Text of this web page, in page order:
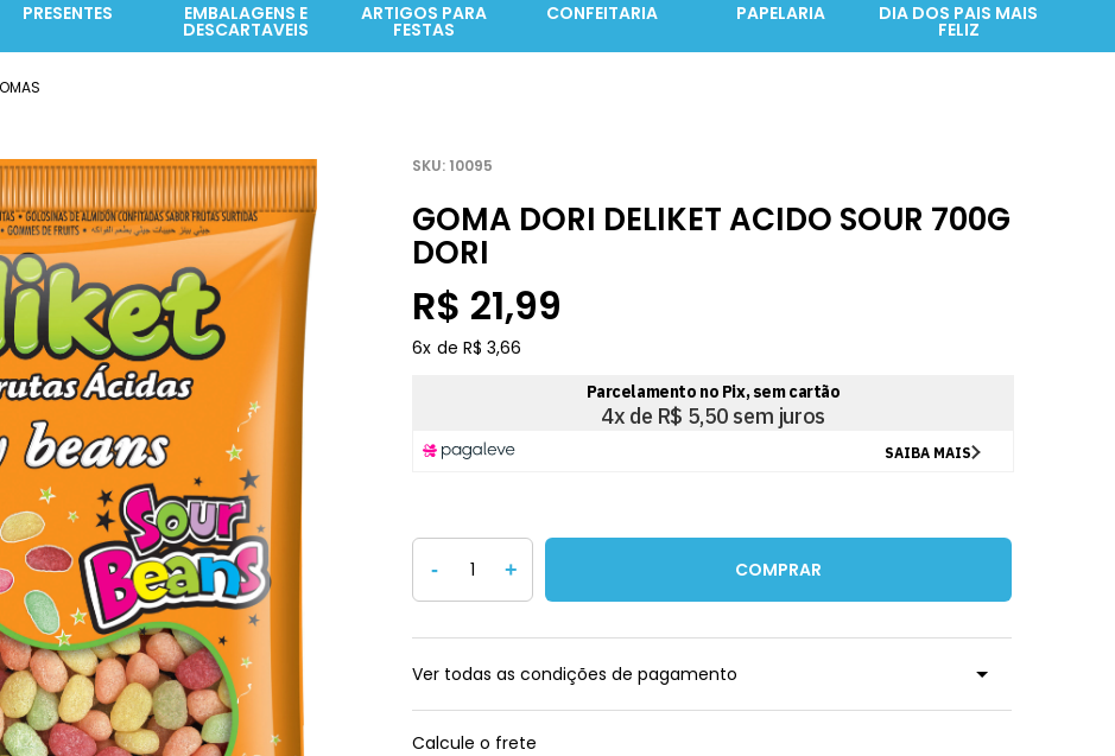
PRESENTES EMBALAGENS E
DESCARTAVEIS
ARTIGOS PARA
FESTAS
CONFEITARIA PAPELARIA DIA DOS PAIS MAIS
FELIZ
10095
GOMA DORI DELIKET ACIDO SOUR 700G
DORI
R$ 21,99
6x R$ 3,66
- + COMPRAR
Ver todas as condições de pagamento